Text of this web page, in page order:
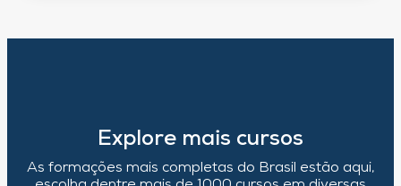
Explore mais cursos
As formações mais completas do Brasil estão aqui,